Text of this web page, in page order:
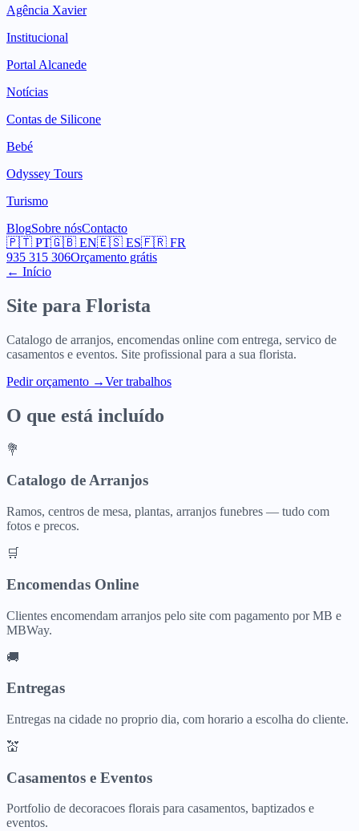
Agência Xavier
Institucional
Portal Alcanede
Notícias
Contas de Silicone
Bebé
Odyssey Tours
Turismo
BlogSobre nósContacto
🇵🇹 PT🇬🇧 EN🇪🇸 ES🇫🇷 FR
935 315 306Orçamento grátis
← Início
Site para Florista
Catalogo de arranjos, encomendas online com entrega, servico de
casamentos e eventos. Site profissional para a sua florista.
Pedir orçamento →Ver trabalhos
O que está incluído
💐
Catalogo de Arranjos
Ramos, centros de mesa, plantas, arranjos funebres — tudo com
fotos e precos.
🛒
Encomendas Online
Clientes encomendam arranjos pelo site com pagamento por MB e
MBWay.
🚚
Entregas
Entregas na cidade no proprio dia, com horario a escolha do cliente.
💒
Casamentos e Eventos
Portfolio de decoracoes florais para casamentos, baptizados e
eventos.